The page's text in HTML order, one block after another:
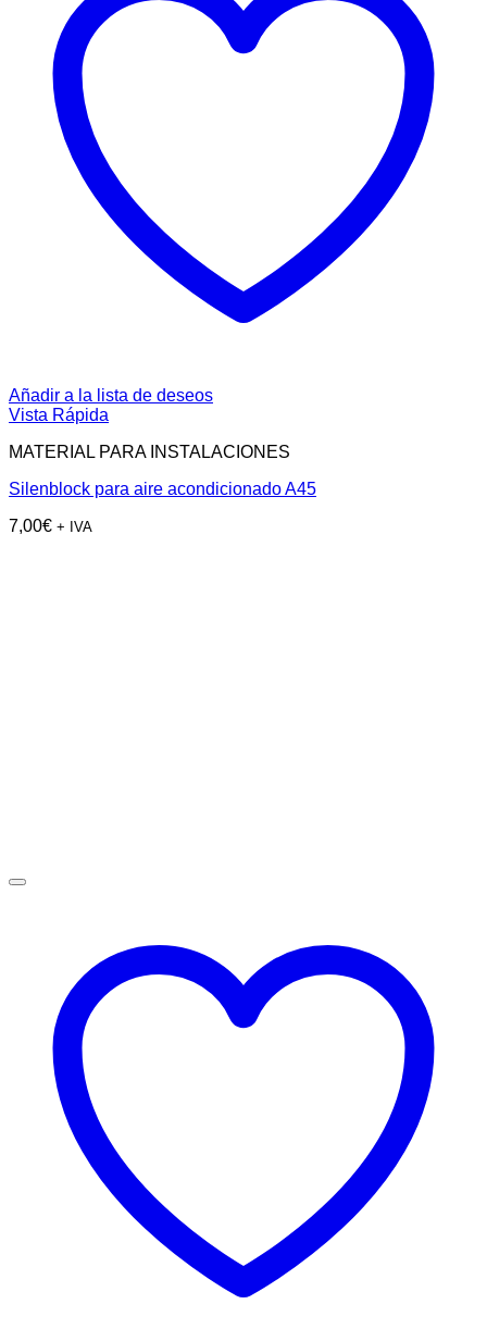
Añadir a la lista de deseos
Vista Rápida
MATERIAL PARA INSTALACIONES
Silenblock para aire acondicionado A45
7,00€ + IVA